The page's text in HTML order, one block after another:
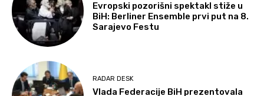
Evropski pozorišni spektakl stiže u
BiH: Berliner Ensemble prvi put na 8.
Sarajevo Festu
RADAR DESK
Vlada Federacije BiH prezentovala